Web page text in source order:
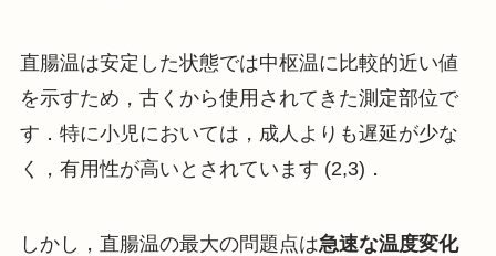
直腸温は安定した状態では中枢温に比較的近い値
を示すため，古くから使用されてきた測定部位で
す．特に小児においては，成人よりも遅延が少な
く，有用性が高いとされています (2,3)．
しかし，直腸温の最大の問題点は急速な温度変化